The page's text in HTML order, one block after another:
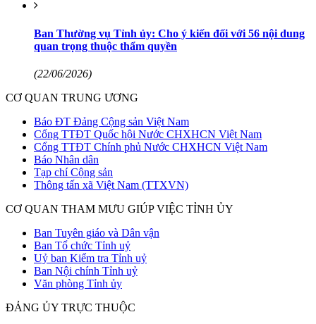
Ban Thường vụ Tỉnh ủy: Cho ý kiến đối với 56 nội dung
quan trọng thuộc thẩm quyền
(22/06/2026)
CƠ QUAN TRUNG ƯƠNG
Báo ĐT Đảng Cộng sản Việt Nam
Cổng TTĐT Quốc hội Nước CHXHCN Việt Nam
Cổng TTĐT Chính phủ Nước CHXHCN Việt Nam
Báo Nhân dân
Tạp chí Cộng sản
Thông tấn xã Việt Nam (TTXVN)
CƠ QUAN THAM MƯU GIÚP VIỆC TỈNH ỦY
Ban Tuyên giáo và Dân vận
Ban Tổ chức Tỉnh uỷ
Uỷ ban Kiểm tra Tỉnh uỷ
Ban Nội chính Tỉnh uỷ
Văn phòng Tỉnh ủy
ĐẢNG ỦY TRỰC THUỘC